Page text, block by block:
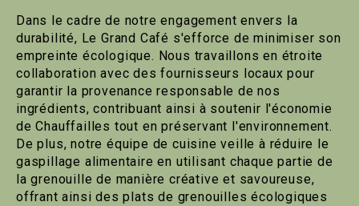
Dans le cadre de notre engagement envers la
durabilité, Le Grand Café s'efforce de minimiser son
empreinte écologique. Nous travaillons en étroite
collaboration avec des fournisseurs locaux pour
garantir la provenance responsable de nos
ingrédients, contribuant ainsi à soutenir l'économie
de Chauffailles tout en préservant l'environnement.
De plus, notre équipe de cuisine veille à réduire le
gaspillage alimentaire en utilisant chaque partie de
la grenouille de manière créative et savoureuse,
offrant ainsi des plats de grenouilles écologiques